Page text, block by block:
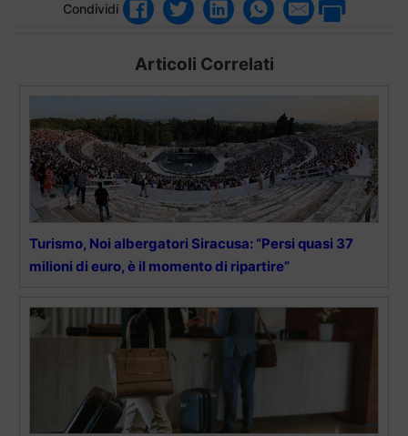
Condividi
Articoli Correlati
Turismo, Noi albergatori Siracusa: “Persi quasi 37
milioni di euro, è il momento di ripartire”